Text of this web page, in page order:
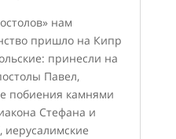
нам
пришло на Кипр
принесли на
Павел,
побиения камнями
Стефана и